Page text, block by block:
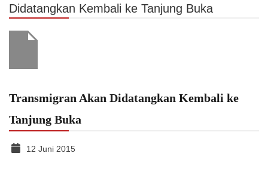
Didatangkan Kembali ke Tanjung Buka
Transmigran Akan Didatangkan Kembali ke
Tanjung Buka
12 Juni 2015